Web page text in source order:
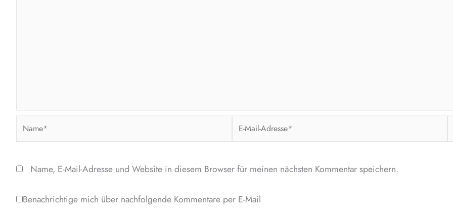
Name*
Name, E-Mail-Adresse und Website in diesem Browser für meinen nächsten Kommentar speichern.
Benachrichtige mich über nachfolgende Kommentare per E-Mail